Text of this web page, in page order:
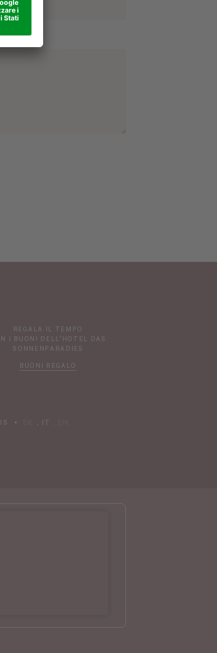
REGALA IL TEMPO
I BUONI DELL'HOTEL DAS
SONNENPARADIES
BUONI REGALO
IT